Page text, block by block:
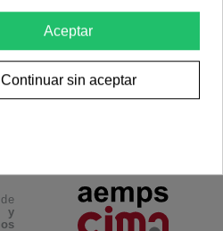
Aceptar
Continuar sin aceptar